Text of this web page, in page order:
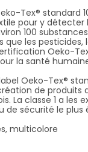
Tex® standard
pour y détecter
100
que les pesticides,
Oeko-
la santé
Oeko-Tex®
de produits
La classe 1 a les
de sécurité le plus
multicolore